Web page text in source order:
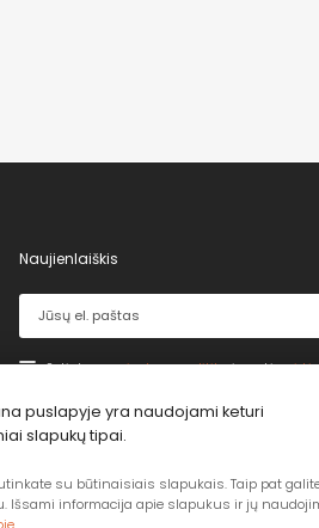
Naujienlaiškis
Sutinku suprivatumo politikair prekių
Prenumeruoti
puslapyje yra naudojami keturi
slapukų tipai.
su būtinaisiais slapukais. Taip pat
Išsami informacija apie slapukus ir jų